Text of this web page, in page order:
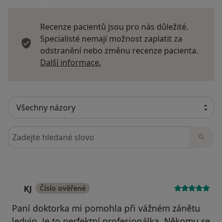
Recenze pacientů jsou pro nás důležité.
Specialisté nemají možnost zaplatit za
odstranění nebo změnu recenze pacienta.
Další informace.
Hledejte v názorech
KJ Číslo ověřené
Paní doktorka mi pomohla při vážném zánětu